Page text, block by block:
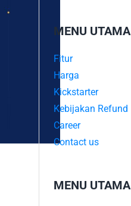
MENU UTAMA
Fitur
Harga
Kickstarter
Kebijakan Refund
Career
Contact us
MENU UTAMA